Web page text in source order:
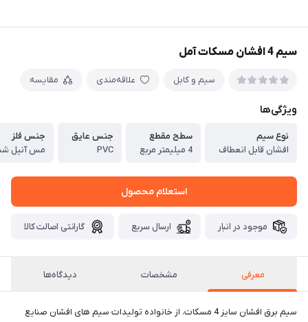
سیم 4 افشان مسکات آمل
سیم و کابل علاقه‌مندی مقایسه
ویژگی‌ها
نوع سیم
افشان قابل انعطاف
سطح مقطع
4 میلیمتر مربع
جنس عایق
PVC
جنس فلز
مس آنیل شده
استعلام محصول
موجود در انبار ارسال سریع گارانتی اصالت کالا
معرفی مشخصات دیدگاه‌ها
سیم برق افشان سایز 4 مسکات، از خانواده تولیدات سیم های افشان صنایع